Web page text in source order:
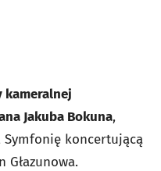
kameralnej
Jakuba Bokuna,
Symfonię koncertującą